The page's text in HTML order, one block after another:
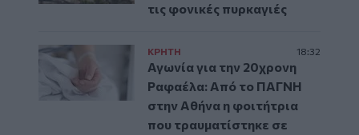
τις φονικές πυρκαγιές
ΚΡΗΤΗ 18:32
Αγωνία για την 20χρονη
Ραφαέλα: Από το ΠΑΓΝΗ
στην Αθήνα η φοιτήτρια
που τραυματίστηκε σε